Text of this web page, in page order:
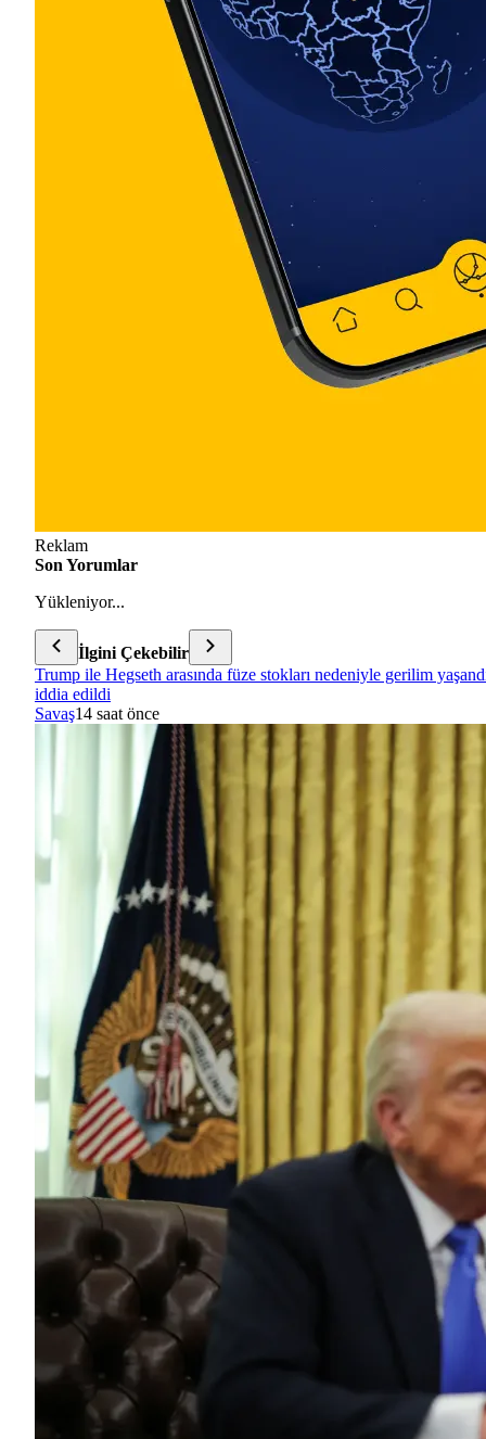
Reklam
Son Yorumlar
Yükleniyor...
İlgini Çekebilir
Trump ile Hegseth arasında füze stokları nedeniyle gerilim
iddia edildi
Savaş14 saat önce